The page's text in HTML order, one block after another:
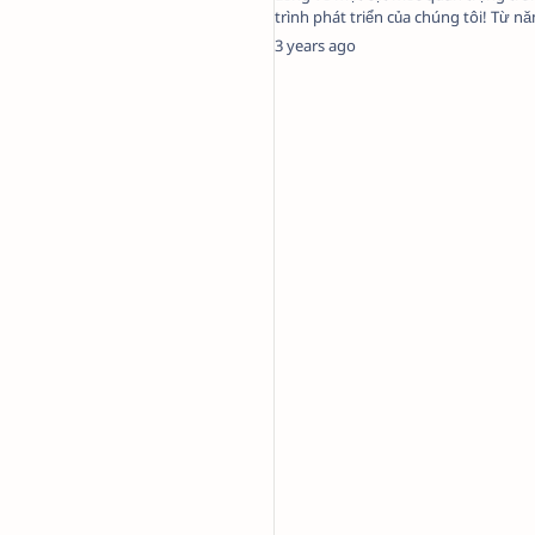
trình phát triển của chúng tôi! Từ
Code Pro đã không ng…
3 years ago